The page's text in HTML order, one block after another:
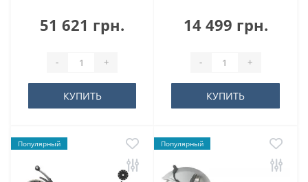
51 621 грн.
- +
КУПИТЬ
14 499 грн.
- +
КУПИТЬ
Популярный Популярный